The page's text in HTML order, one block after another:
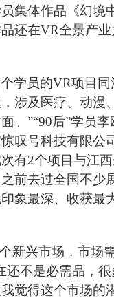
集体作品《幻境
还在VR全景产
学员的VR项目
涉及医疗、动漫
。”“90后”学员
叹号科技有限公
有2个项目与江
前去过全国不少
象最深、收获最
新兴市场，市场
还不是必需品，
觉得这个市场的